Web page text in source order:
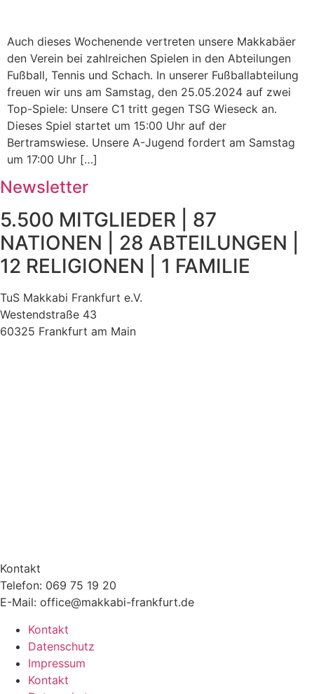
Auch dieses Wochenende vertreten unsere Makkabäer
den Verein bei zahlreichen Spielen in den Abteilungen
Fußball, Tennis und Schach. In unserer Fußballabteilung
freuen wir uns am Samstag, den 25.05.2024 auf zwei
Top-Spiele: Unsere C1 tritt gegen TSG Wieseck an.
Dieses Spiel startet um 15:00 Uhr auf der
Bertramswiese. Unsere A-Jugend fordert am Samstag
um 17:00 Uhr […]
Newsletter
5.500 MITGLIEDER | 87
NATIONEN | 28 ABTEILUNGEN |
12 RELIGIONEN | 1 FAMILIE
TuS Makkabi Frankfurt e.V.
Westendstraße 43
60325 Frankfurt am Main
Kontakt
Telefon: 069 75 19 20
E-Mail: office@makkabi-frankfurt.de
Kontakt
Datenschutz
Impressum
Kontakt